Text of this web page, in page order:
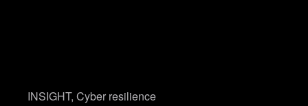
INSIGHT, Cyber resilience